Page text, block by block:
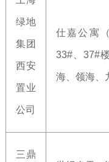
绿地
集团
西安
置业
公司
仕嘉公寓
33#、37#
海、领海、
三鼎